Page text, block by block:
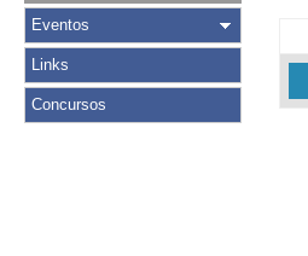
Eventos
Links
Concursos